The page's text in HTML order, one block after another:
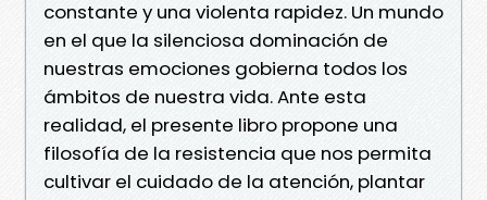
constante y una violenta rapidez. Un mundo
en el que la silenciosa dominación de
nuestras emociones gobierna todos los
ámbitos de nuestra vida. Ante esta
realidad, el presente libro propone una
filosofía de la resistencia que nos permita
cultivar el cuidado de la atención, plantar